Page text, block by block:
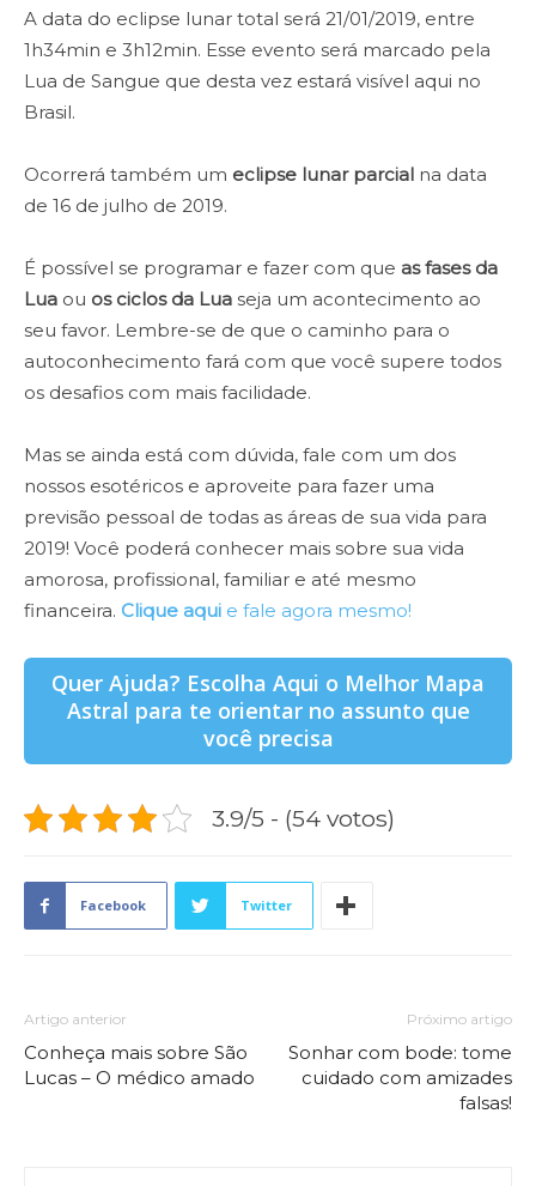
A data do eclipse lunar total será 21/01/2019, entre
1h34min e 3h12min. Esse evento será marcado pela
Lua de Sangue que desta vez estará visível aqui no
Brasil.
Ocorrerá também um eclipse lunar parcial na data
de 16 de julho de 2019.
É possível se programar e fazer com que as fases da
Lua ou os ciclos da Lua seja um acontecimento ao
seu favor. Lembre-se de que o caminho para o
autoconhecimento fará com que você supere todos
os desafios com mais facilidade.
Mas se ainda está com dúvida, fale com um dos
nossos esotéricos e aproveite para fazer uma
previsão pessoal de todas as áreas de sua vida para
2019! Você poderá conhecer mais sobre sua vida
amorosa, profissional, familiar e até mesmo
financeira. Clique aqui e fale agora mesmo!
Quer Ajuda? Escolha Aqui o Melhor Mapa
Astral para te orientar no assunto que
você precisa
3.9/5 - (54 votos)
Facebook Twitter
Artigo anterior
Conheça mais sobre São
Lucas – O médico amado
Próximo artigo
Sonhar com bode: tome
cuidado com amizades
falsas!